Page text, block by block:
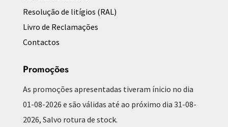
Resolução de litígios (RAL)
Livro de Reclamações
Contactos
Promoções
As promoções apresentadas tiveram ínicio no dia
01-08-2026 e são válidas até ao próximo dia 31-08-
2026, Salvo rotura de stock.